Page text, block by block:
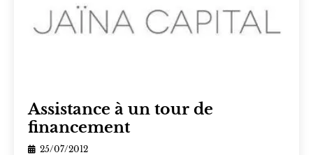
Assistance à un tour de
financement
25/07/2012